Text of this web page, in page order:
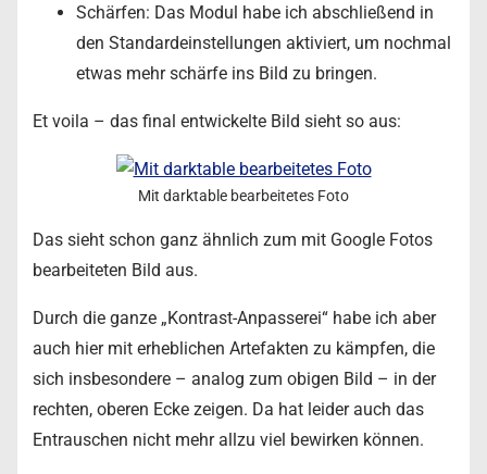
Schärfen: Das Modul habe ich abschließend in
den Standardeinstellungen aktiviert, um nochmal
etwas mehr schärfe ins Bild zu bringen.
Et voila – das final entwickelte Bild sieht so aus:
Mit darktable bearbeitetes Foto
Das sieht schon ganz ähnlich zum mit Google Fotos
bearbeiteten Bild aus.
Durch die ganze „Kontrast-Anpasserei“ habe ich aber
auch hier mit erheblichen Artefakten zu kämpfen, die
sich insbesondere – analog zum obigen Bild – in der
rechten, oberen Ecke zeigen. Da hat leider auch das
Entrauschen nicht mehr allzu viel bewirken können.